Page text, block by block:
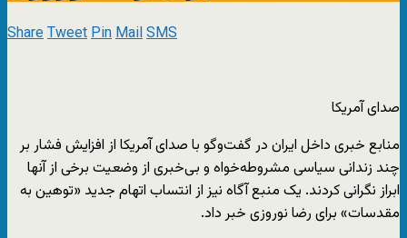
ShareTweetPinMailSMS
صدای آمریکا
منابع خبری داخل ایران در گفت‌وگو با صدای آمریکا از افزایش فشار بر
چند زندانی سیاسی مشروطه‌خواه و بی‌خبری از وضعیت برخی از آنها
ابراز نگرانی کردند. یک منبع آگاه نیز از انتساب اتهام جدید «توهین به
مقدسات» برای رضا نوروزی خبر داد.